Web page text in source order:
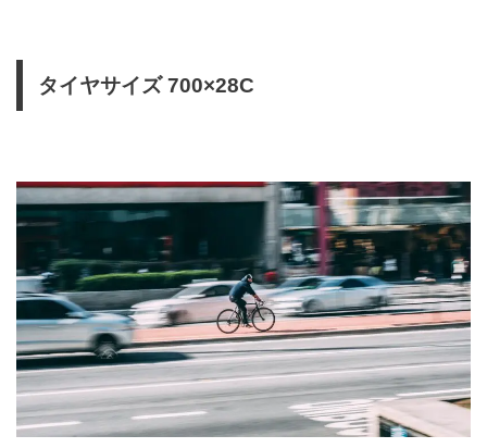
タイヤサイズ 700×28C